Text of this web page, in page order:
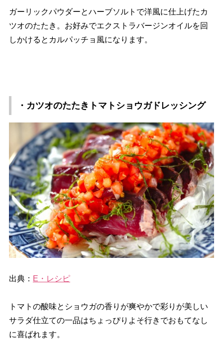
ガーリックパウダーとハーブソルトで洋風に仕上げたカ
ツオのたたき。お好みでエクストラバージンオイルを回
しかけるとカルパッチョ風になります。
・カツオのたたきトマトショウガドレッシング
出典： E・レシピ
トマトの酸味とショウガの香りが爽やかで彩りが美しい
サラダ仕立ての一品はちょっぴりよそ行きでおもてなし
に喜ばれます。